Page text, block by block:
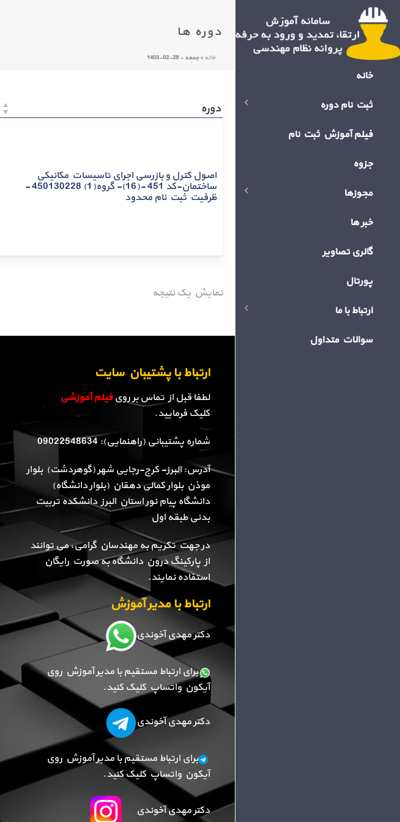
خانه
ثبت نام دوره
فیلم آموزش ثبت نام
جزوه
مجوزها
خبر ها
گالری تصاویر
پورتال
ارتباط با ما
سوالات متداول
دوره ها
خانه »جمعه - 28-02-1403
دوره
اصول کترل و بازرسی اجرای تاسیسات مکانیکی
ساختمان-کد 451 -(16)- گروه(1) 450130228 -
ظرفیت ثبت نام محدود
نمایش یک نتیجه
ارتباط با پشتیبان سایت
لطفا قبل از تماس بر رویفیلم آموزشی
کلیک فرمایید.
شماره پشتیبانی (راهنمایی): 09022548634
آدرس: البرز- کرج-رجایی شهر (گوهردشت) بلوار
موذن بلوار کمالی دهقان (بلوار دانشگاه)
دانشگاه پیام نور استان البرز دانشکده تربیت
بدنی طبقه اول
در جهت تکریم به مهندسان گرامی، می توانند
از پارکینگ درون دانشگاه به صورت رایگان
استفاده نمایند.
ارتباط با مدیر آموزش
دکتر مهدی آخوندی
برای ارتباط مستقیم با مدیر آموزش روی
آیکون واتساپ کلیک کنید.
دکتر مهدی آخوندی
برای ارتباط مستقیم با مدیر آموزش روی
آیکون واتساپ کلیک کنید.
دکتر مهدی آخوندی